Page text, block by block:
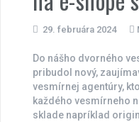
29. februára 2024
Do nášho dvorného
pribudol nový,
vesmírnej agentúry,
každého vesmírneho
sklade napríklad